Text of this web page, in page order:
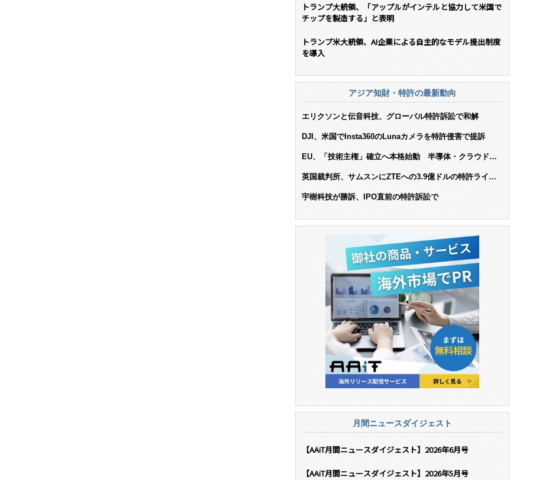
トランプ大統領、「アップルがインテルと協力して米国で
チップを製造する」と表明
トランプ米大統領、AI企業による自主的なモデル提出制度
を導入
アジア知財・特許の最新動向
エリクソンと伝音科技、グローバル特許訴訟で和解
DJI、米国でInsta360のLunaカメラを特許侵害で提訴
EU、「技術主権」確立へ本格始動 半導体・クラウド・
英国裁判所、サムスンにZTEへの3.9億ドルの特許ライセ
宇樹科技が勝訴、IPO直前の特許訴訟で
月間ニュースダイジェスト
【AAiT月間ニュースダイジェスト】2026年6月号
【AAiT月間ニュースダイジェスト】2026年5月号